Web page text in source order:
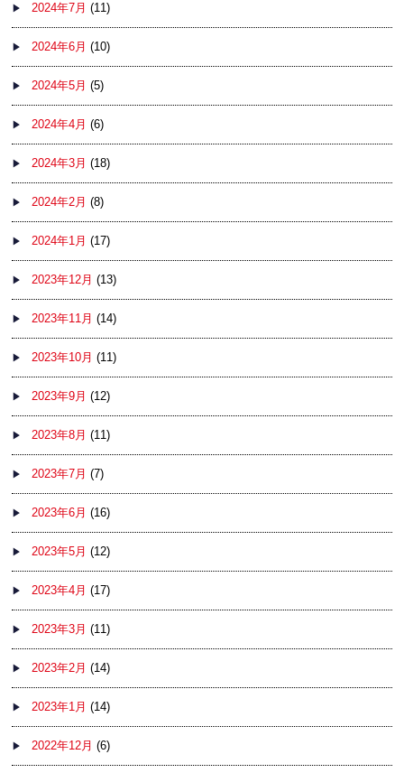
2024年7月 (11)
2024年6月 (10)
2024年5月 (5)
2024年4月 (6)
2024年3月 (18)
2024年2月 (8)
2024年1月 (17)
2023年12月 (13)
2023年11月 (14)
2023年10月 (11)
2023年9月 (12)
2023年8月 (11)
2023年7月 (7)
2023年6月 (16)
2023年5月 (12)
2023年4月 (17)
2023年3月 (11)
2023年2月 (14)
2023年1月 (14)
2022年12月 (6)